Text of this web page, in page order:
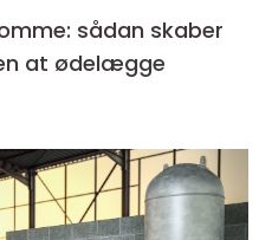
sådan skaber
at ødelægge